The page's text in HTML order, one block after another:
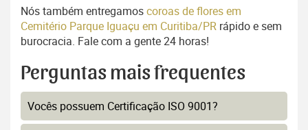
Nós também entregamoscoroas de flores em
Cemitério Parque Iguaçu em Curitiba/PR rápido e sem
burocracia. Fale com a gente 24 horas!
Perguntas mais frequentes
Vocês possuem Certificação ISO 9001?